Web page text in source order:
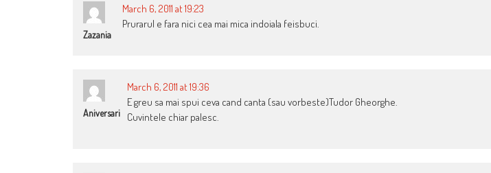
Zazania
March 6, 2011 at 19:23
Prurarul e fara nici cea mai mica indoiala feisbuci.
Aniversari
March 6, 2011 at 19:36
E greu sa mai spui ceva cand canta (sau vorbeste)Tudor Gheorghe.
Cuvintele chiar palesc.